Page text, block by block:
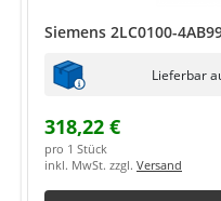
Siemens 2LC0100-
Lieferbar
318,22 €
pro 1 Stück
inkl. MwSt. zzgl. Versand